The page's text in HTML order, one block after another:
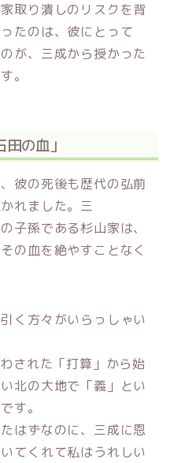
取り潰しのリスクを背
たのは、彼にとって
が、三成から授かった
。
の血」
彼の死後も歴代の弘前
れました。三
子孫である杉山家は、
の血を絶やすことなく
く方々がいらっしゃい
された「打算」から始
北の大地で「義」とい
す。
はずなのに、三成に恩
てくれて私はうれしい